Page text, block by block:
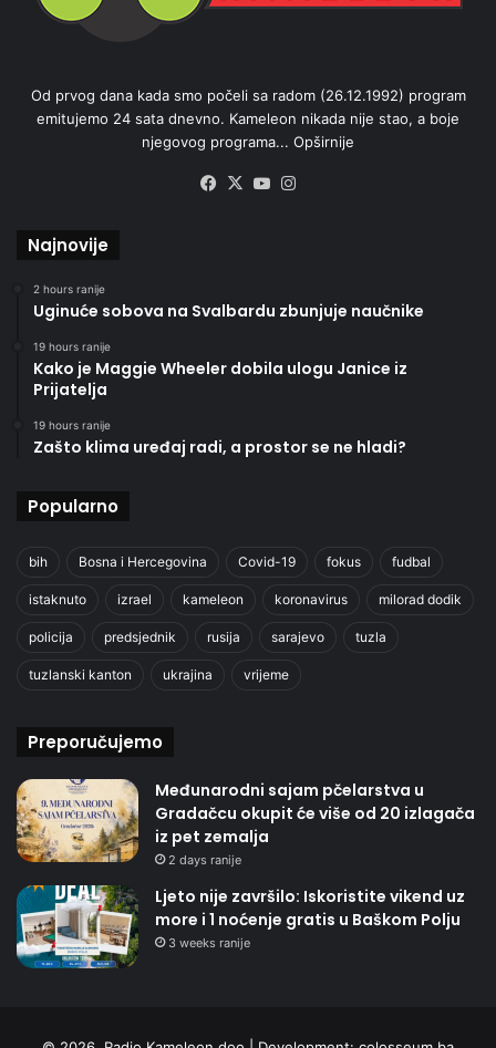
Od prvog dana kada smo počeli sa radom (26.12.1992) program
emitujemo 24 sata dnevno. Kameleon nikada nije stao, a boje
njegovog programa... Opširnije
Facebook
X YouTube
Najnovije
2 hours ranije
Uginuće sobova na Svalbardu zbunjuje naučnike
19 hours ranije
Kako je Maggie Wheeler dobila ulogu Janice iz
Prijatelja
19 hours ranije
Zašto klima uređaj radi, a prostor se ne hladi?
Popularno
bih Bosna i Hercegovina Covid-19 fokus fudbal
istaknuto izrael kameleon koronavirus milorad dodik
policija predsjednik rusija sarajevo tuzla
tuzlanski kanton ukrajina vrijeme
Preporučujemo
Međunarodni sajam pčelarstva u
Gradačcu okupit će više od 20 izlagača
iz pet zemalja
2 days ranije
Ljeto nije završilo: Iskoristite vikend uz
more i 1 noćenje gratis u Baškom Polju
3 weeks ranije